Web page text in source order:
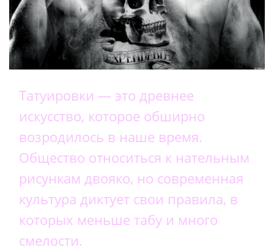
Татуировки — это древнее
искусство, которое обширно
возродилось в наше время.
Общество относиться к нательным
рисункам двояко, но современная
культура диктует свои правила, в
которых меньше табу и много
смелости.